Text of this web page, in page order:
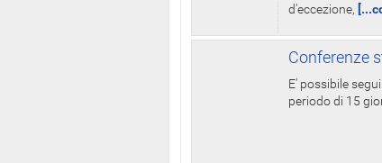
d'eccezione,
Conferenze
E' possibile
periodo di 15